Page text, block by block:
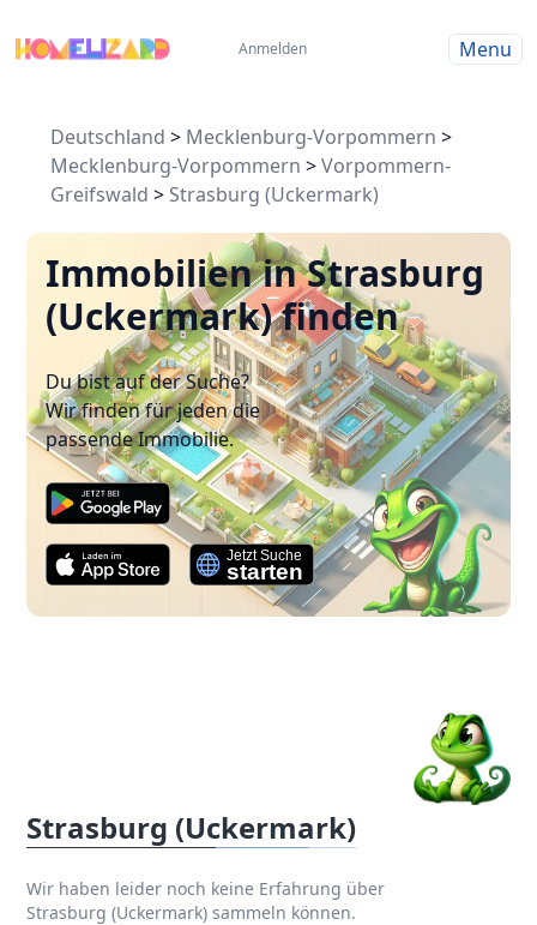
Anmelden Menu
Deutschland > Mecklenburg-Vorpommern >
Mecklenburg-Vorpommern >Vorpommern-
Greifswald > Strasburg (Uckermark)
Immobilien in Strasburg
(Uckermark) finden
Du bist auf der Suche?
Wir finden für jeden die
passende Immobilie.
Strasburg (Uckermark)
Wir haben leider noch keine Erfahrung über
Strasburg (Uckermark) sammeln können.